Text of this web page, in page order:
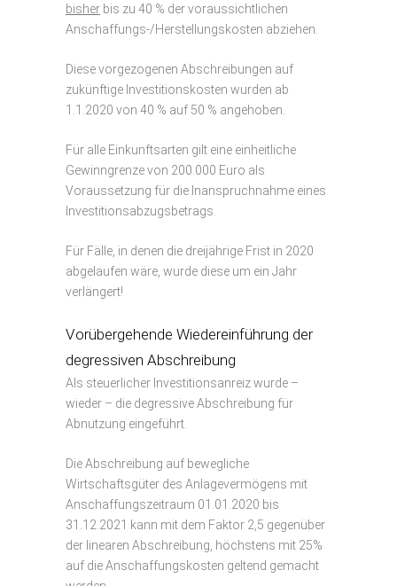
bisher bis zu 40 % der voraussichtlichen
Anschaffungs-/Herstellungskosten abziehen.
Diese vorgezogenen Abschreibungen auf
zukünftige Investitionskosten wurden ab
1.1.2020 von 40 % auf 50 % angehoben.
Für alle Einkunftsarten gilt eine einheitliche
Gewinngrenze von 200.000 Euro als
Voraussetzung für die Inanspruchnahme eines
Investitionsabzugsbetrags.
Für Fälle, in denen die dreijährige Frist in 2020
abgelaufen wäre, wurde diese um ein Jahr
verlängert!
Vorübergehende Wiedereinführung der
degressiven Abschreibung
Als steuerlicher Investitionsanreiz wurde –
wieder – die degressive Abschreibung für
Abnutzung eingeführt.
Die Abschreibung auf bewegliche
Wirtschaftsgüter des Anlagevermögens mit
Anschaffungszeitraum 01.01.2020 bis
31.12.2021 kann mit dem Faktor 2,5 gegenüber
der linearen Abschreibung, höchstens mit 25%
auf die Anschaffungskosten geltend gemacht